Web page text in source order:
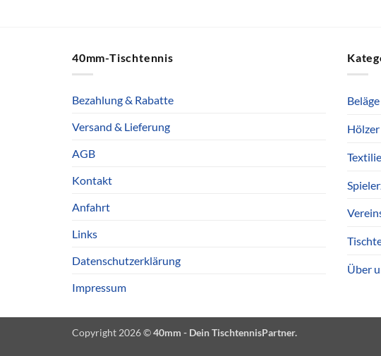
40mm-Tischtennis
Bezahlung & Rabatte
Versand & Lieferung
AGB
Kontakt
Anfahrt
Links
Datenschutzerklärung
Impressum
Beläge
Hölzer
Über
Copyright 2026 ©40mm - Dein TischtennisPartner.